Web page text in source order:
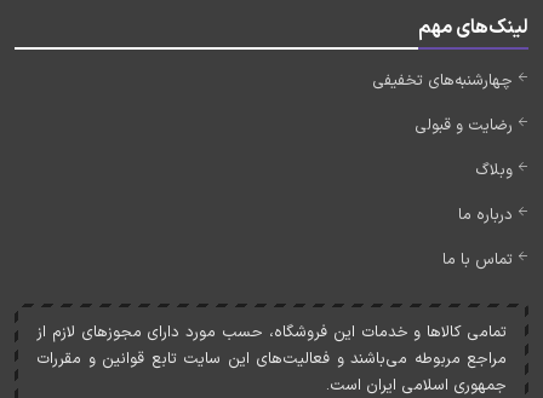
لینک‌های مهم
چهارشنبه‌های تخفیفی
رضایت و قبولی
وبلاگ
درباره ما
تماس با ما
تمامی کالاها و خدمات اين فروشگاه، حسب مورد دارای مجوزهای لازم از
مراجع مربوطه می‌باشند و فعاليت‌های اين سايت تابع قوانين و مقررات
جمهوری اسلامی ايران است.